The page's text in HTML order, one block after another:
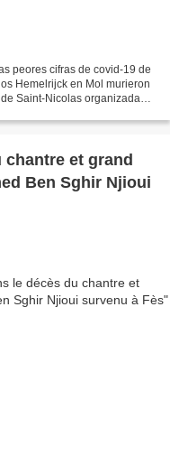
peores cifras de covid-19 de
Hemelrijck en Mol murieron
Saint-Nicolas organizada
et grand
Ben Sghir Njioui